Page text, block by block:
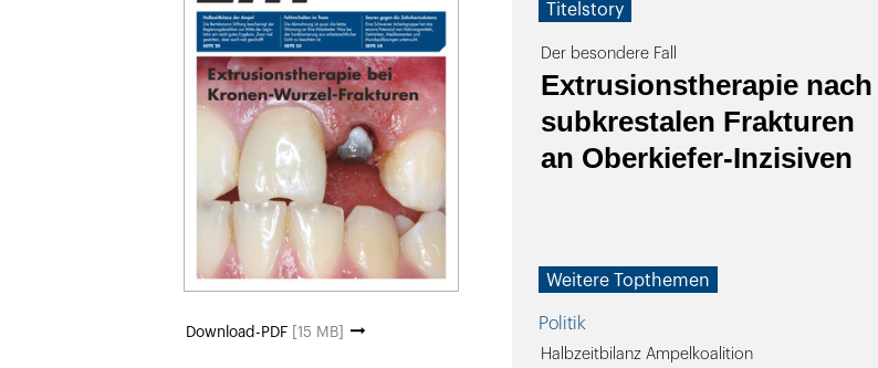
Download-PDF [15 MB]
Titelstory
Der besondere Fall
Extrusionstherapie nach
subkrestalen Frakturen
an Oberkiefer-Inzisiven
Weitere Topthemen
Politik
Halbzeitbilanz Ampelkoalition